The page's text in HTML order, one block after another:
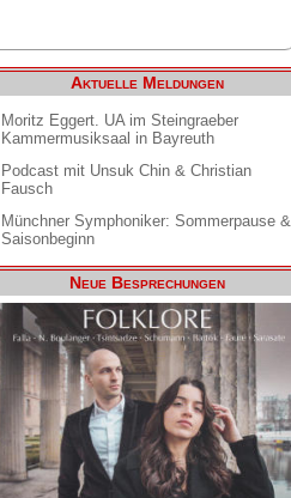
Aktuelle Meldungen
Moritz Eggert. UA im Steingraeber
Kammermusiksaal in Bayreuth
Podcast mit Unsuk Chin & Christian
Fausch
Münchner Symphoniker: Sommerpause &
Saisonbeginn
Neue Besprechungen